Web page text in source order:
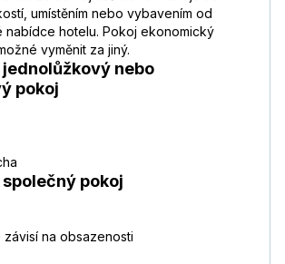
umístěním nebo vybavením od
nabídce hotelu. Pokoj ekonomický
vyměnit za jiný.
nebo
pokoj
pokoj
na obsazenosti